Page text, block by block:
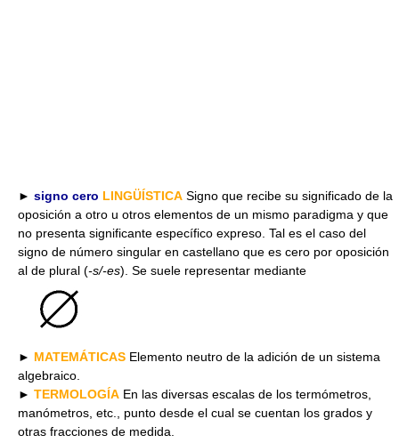
► signo cero LINGÜÍSTICA Signo que recibe su significado de la
oposición a otro u otros elementos de un mismo paradigma y que
no presenta significante específico expreso. Tal es el caso del
signo de número singular en castellano que es cero por oposición
al de plural (-s/-es). Se suele representar mediante
► MATEMÁTICAS Elemento neutro de la adición de un sistema
algebraico.
► TERMOLOGÍA En las diversas escalas de los termómetros,
manómetros, etc., punto desde el cual se cuentan los grados y
otras fracciones de medida.